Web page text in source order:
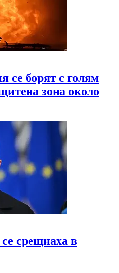
се борят с голям
зона около
срещнаха в